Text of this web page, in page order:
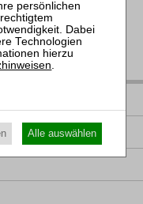
.
Alle auswählen